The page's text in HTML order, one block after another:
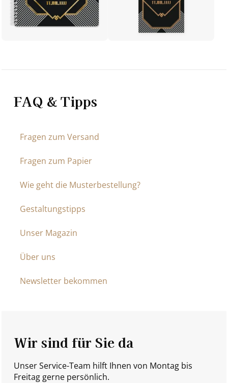
FAQ & Tipps
Fragen zum Versand
Fragen zum Papier
Wie geht die Musterbestellung?
Gestaltungstipps
Unser Magazin
Über uns
Newsletter bekommen
Wir sind für Sie da
Unser Service-Team hilft Ihnen von Montag bis
Freitag gerne persönlich.